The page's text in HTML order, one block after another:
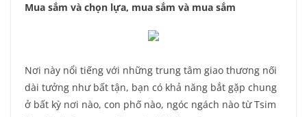
Mua sắm và chọn lựa, mua sắm và mua sắm
Nơi này nổi tiếng với những trung tâm giao thương nối
dài tưởng như bất tận, bạn có khả năng bắt gặp chung
ở bất kỳ nơi nào, con phố nào, ngóc ngách nào từ Tsim